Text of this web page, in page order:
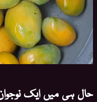
حال ہی میں ایک